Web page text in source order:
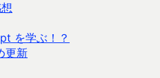
を学ぶ！？
更新